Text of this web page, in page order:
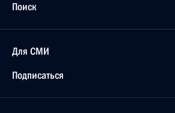
Поиск
Для СМИ
Подписаться